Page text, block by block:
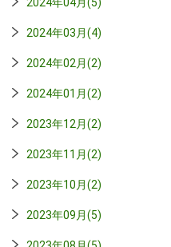
2024年04月(5)
2024年03月(4)
2024年02月(2)
2024年01月(2)
2023年12月(2)
2023年11月(2)
2023年10月(2)
2023年09月(5)